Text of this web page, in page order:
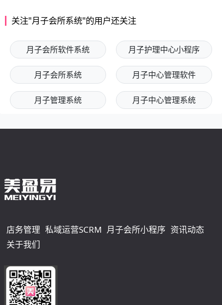
关注"月子会所系统"的用户还关注
月子会所软件系统 月子护理中心小程序
月子会所系统 月子中心管理软件
月子管理系统 月子中心管理系统
店务管理 私域运营SCRM 月子会所小程序 资讯动态
关于我们